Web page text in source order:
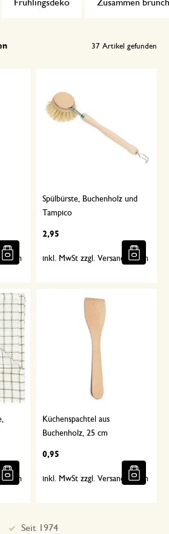
Frühlingsdeko Zusammen
37 Artikel gefunden
Spülbürste, Buchenholz und
Tampico
2,95
inkl. MwSt zzgl. Versandkosten
Küchenspachtel aus
Buchenholz, 25 cm
0,95
inkl. MwSt zzgl. Versandkosten
Sorgfältig ausgewählt